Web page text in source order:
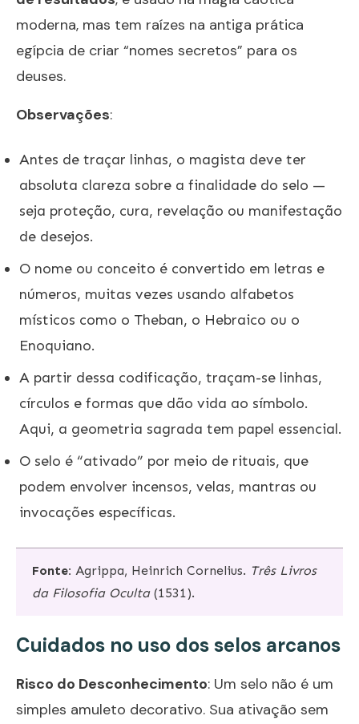
moderna, mas tem raízes na antiga prática
egípcia de criar “nomes secretos” para os
deuses.
Observações:
Antes de traçar linhas, o magista deve ter
absoluta clareza sobre a finalidade do selo —
seja proteção, cura, revelação ou manifestação
de desejos.
O nome ou conceito é convertido em letras e
números, muitas vezes usando alfabetos
místicos como o Theban, o Hebraico ou o
Enoquiano.
A partir dessa codificação, traçam-se linhas,
círculos e formas que dão vida ao símbolo.
Aqui, a geometria sagrada tem papel essencial.
O selo é “ativado” por meio de rituais, que
podem envolver incensos, velas, mantras ou
invocações específicas.
Fonte: Agrippa, Heinrich Cornelius. Três Livros
da Filosofia Oculta(1531).
Cuidados no uso dos selos arcanos
Risco do Desconhecimento: Um selo não é um
simples amuleto decorativo. Sua ativação sem